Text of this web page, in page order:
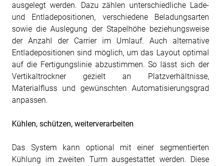
ausgelegt werden. Dazu zählen unterschiedliche Lade-
und Entladepositionen, verschiedene Beladungsarten
sowie die Auslegung der Stapelhöhe beziehungsweise
der Anzahl der Carrier im Umlauf. Auch alternative
Entladepositionen sind möglich, um das Layout optimal
auf die Fertigungslinie abzustimmen. So lässt sich der
Vertikaltrockner gezielt an Platzverhältnisse,
Materialfluss und gewünschten Automatisierungsgrad
anpassen.
Kühlen, schützen, weiterverarbeiten
Das System kann optional mit einer segmentierten
Kühlung im zweiten Turm ausgestattet werden. Diese